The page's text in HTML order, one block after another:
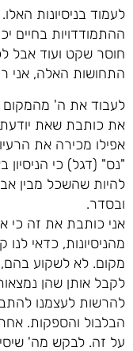
לעמוד בניסיונות
ההתמודדויות בחיים
חוסר שקט ועוד אבל
התחושות האלה, אני
לעבוד את ה'
את כותבת שאת יודעת
אפילו מכירה את
"נס" (דגל) כי
להיות שהשכל מבין
ובסדר.
אני כותבת את זה כי
מהניסיונות, כדאי
מקום. לא לשקוע
לקבל אותן שהן
להרשות לעצמנו
הבלבול והספקות.
על זה. לבקש מה'